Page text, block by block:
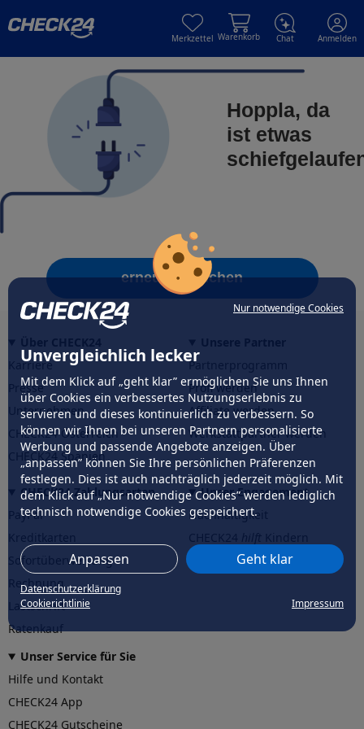
Nur notwendige Cookies
Unvergleichlich lecker
Mit dem Klick auf „geht klar” ermöglichen Sie uns Ihnen
über Cookies ein verbessertes Nutzungserlebnis zu
servieren und dieses kontinuierlich zu verbessern. So
können wir Ihnen bei unseren Partnern personalisierte
Werbung und passende Angebote anzeigen. Über
„anpassen” können Sie Ihre persönlichen Präferenzen
festlegen. Dies ist auch nachträglich jederzeit möglich. Mit
dem Klick auf „Nur notwendige Cookies” werden lediglich
technisch notwendige Cookies gespeichert.
Anpassen Geht klar
Datenschutzerklärung
Cookierichtlinie
Impressum
Merkzettel Warenkorb Chat Anmelden
Hoppla, da
ist etwas
erneut versuchen
Karriere
Presse
Unternehmen
CHECK24 Österreich
CHECK24 Spanien
Partnerprogramm
Profi werden
Affiliate werden
Werkstattpartner werden
CHECK24 Zahlungsarten
PayPal
Sofortüberweisung
Rechnung
Lastschrift
Ratenkauf
Unser Engagement
Nachhaltigkeit
CHECK24hilftder Natur
Unser Service für Sie
Hilfe und Kontakt
CHECK24 App
CHECK24 Gutscheine